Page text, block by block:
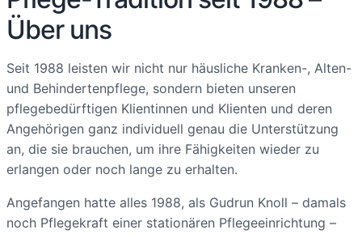
Über uns
Seit 1988 leisten wir nicht nur häusliche Kranken-, Alten-
und Behindertenpflege, sondern bieten unseren
pflegebedürftigen Klientinnen und Klienten und deren
Angehörigen ganz individuell genau die Unterstützung
an, die sie brauchen, um ihre Fähigkeiten wieder zu
erlangen oder noch lange zu erhalten.
Angefangen hatte alles 1988, als Gudrun Knoll – damals
noch Pflegekraft einer stationären Pflegeeinrichtung –